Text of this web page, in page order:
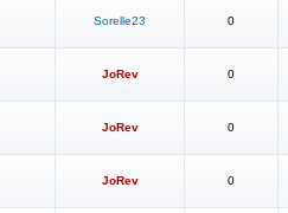
Sorelle23 0
JoRev 0
JoRev 0
JoRev 0